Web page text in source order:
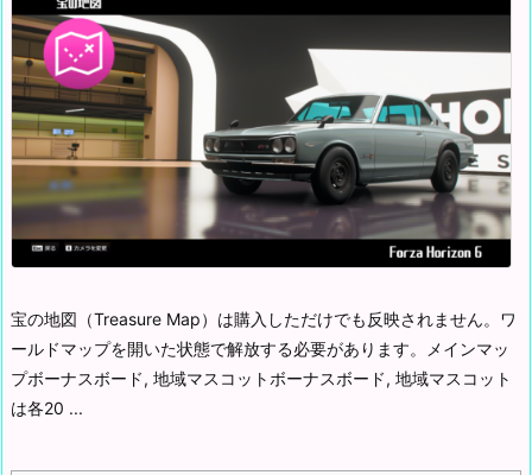
宝の地図（Treasure Map）は購入しただけでも反映されません。 ワ
ールドマップを開いた状態で解放する必要があります。
メインマッ
プボーナスボード, 地域マスコット ボーナスボード, 地域マスコット
は各20 ...